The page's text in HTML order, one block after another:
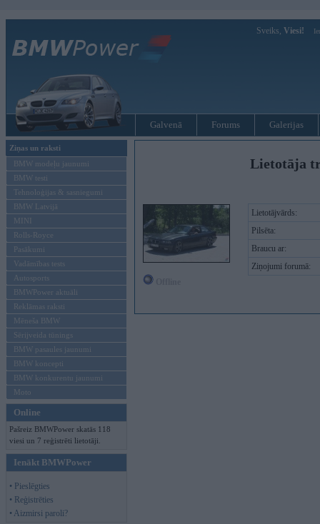
Sveiks, Viesi!
Galvenā Forums Galerijas
Ziņas un raksti
BMW modeļu jaunumi
BMW testi
Tehnoloģijas & sasniegumi
BMW Latvijā
MINI
Rolls-Royce
Pasākumi
Vadāmības tests
Autosports
BMWPower aktuāli
Reklāmas raksti
Mēneša BMW
Sērijveida tūnings
BMW pasaules jaunumi
BMW koncepti
BMW konkurentu jaunumi
Moto
Online
Pašreiz BMWPower skatās 118
viesi un 7 reģistrēti lietotāji.
Ienākt BMWPower
• Pieslēgties
• Reģistrēties
• Aizmirsi paroli?
Lietotāja
Lietotājvārds:
Pilsēta:
Braucu ar:
Ziņojumi forumā: